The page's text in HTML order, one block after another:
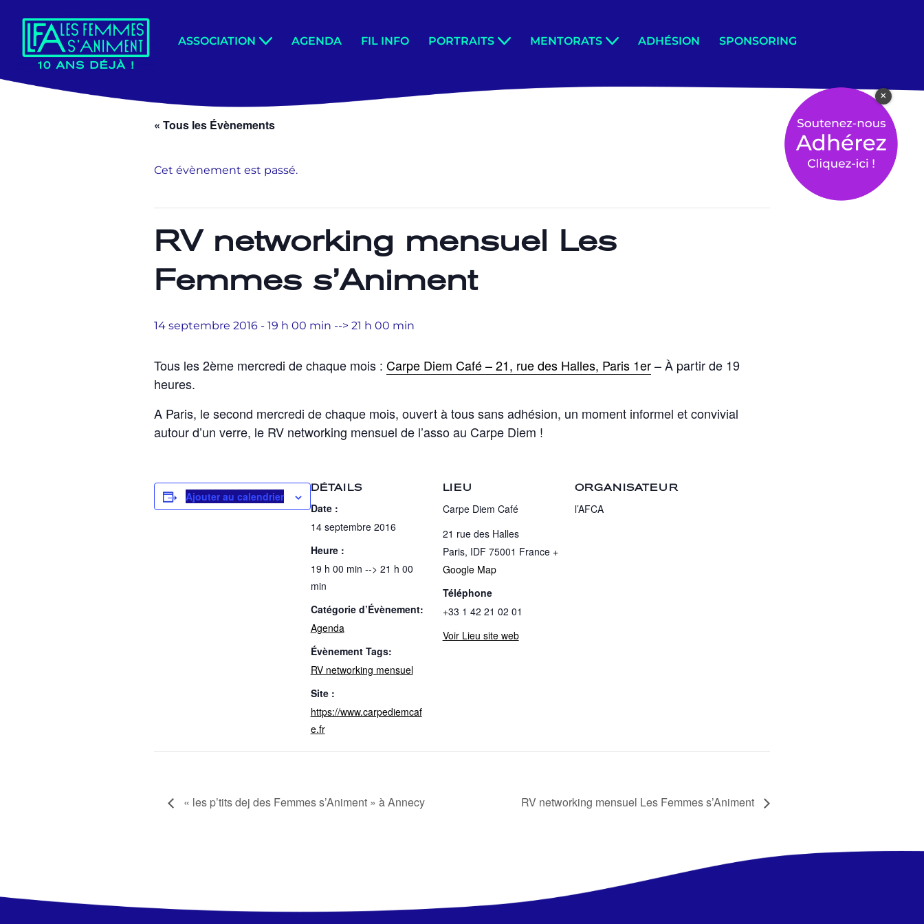
Aller
au
contenu
ASSOCIATION AGENDA FIL INFO PORTRAITS MENTORATS ADHÉSION SPONSORING
« Tous les Évènements
Cet évènement est passé.
RV networking mensuel Les
Femmes s’Animent
14 septembre 2016 - 19 h 00 min --> 21 h 00 min
Tous les 2ème mercredi de chaque mois : Carpe Diem Café – 21, rue des Halles, Paris 1er– À partir de 19
heures.
A Paris, le second mercredi de chaque mois, ouvert à tous sans adhésion, un moment informel et convivial
autour d’un verre, le RV networking mensuel de l’asso au Carpe Diem !
Ajouter au calendrier
DÉTAILS
Date :
14 septembre 2016
Heure :
19 h 00 min --> 21 h 00
min
Catégorie d’Évènement:
Agenda
Évènement Tags:
RV networking mensuel
Site :
https://www.carpediemcaf
e.fr
LIEU
Carpe Diem Café
21 rue des Halles
Paris, IDF 75001 France +
Google Map
Téléphone
+33 1 42 21 02 01
Voir Lieu site web
ORGANISATEUR
l’AFCA
« les p’tits dej des Femmes s’Animent » à Annecy RV networking mensuel Les Femmes s’Animent
×